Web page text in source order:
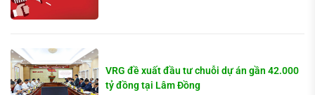
VRG đề xuất đầu tư chuỗi dự án gần 42.000
tỷ đồng tại Lâm Đồng